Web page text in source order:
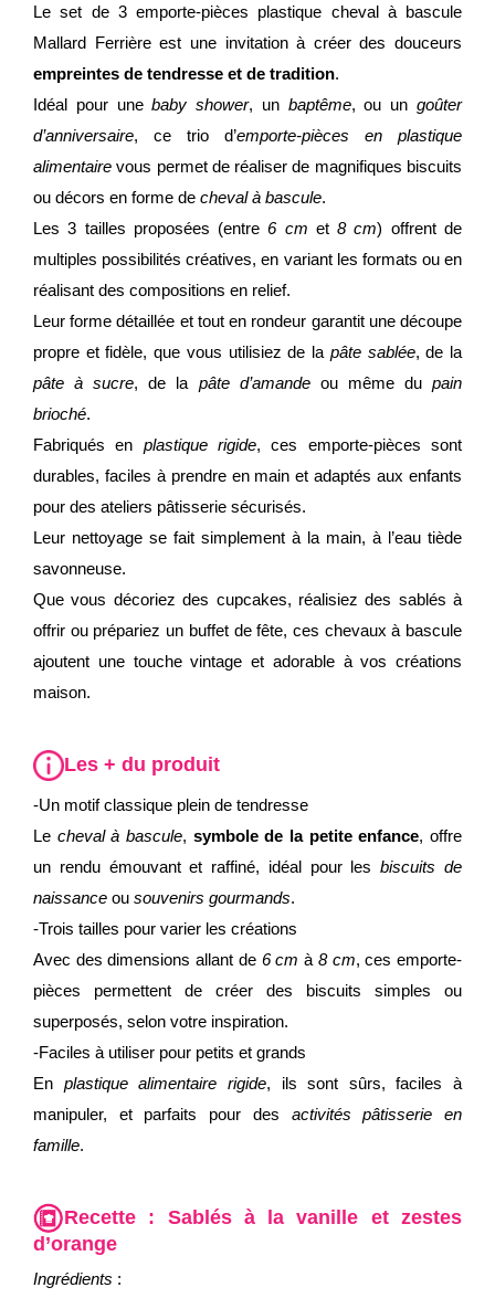
Le set de 3 emporte-pièces plastique cheval à bascule
Mallard Ferrière est une invitation à créer des douceurs
empreintes de tendresse et de tradition.
Idéal pour unebaby shower, un baptême, ou ungoûter
d’anniversaire, ce trio d’emporte-pièces en plastique
alimentaire vous permet de réaliser de magnifiques biscuits
ou décors en forme de cheval à bascule.
Les 3 tailles proposées (entre6 cm et8 cm) offrent de
multiples possibilités créatives, en variant les formats ou en
réalisant des compositions en relief.
Leur forme détaillée et tout en rondeur garantit une découpe
propre et fidèle, que vous utilisiez de la pâte sablée, de la
pâte à sucre, de la pâte d’amandeou même dupain
brioché.
Fabriqués en plastique rigide, ces emporte-pièces sont
durables, faciles à prendre en main et adaptés aux enfants
pour des ateliers pâtisserie sécurisés.
Leur nettoyage se fait simplement à la main, à l’eau tiède
savonneuse.
Que vous décoriez des cupcakes, réalisiez des sablés à
offrir ou prépariez un buffet de fête, ces chevaux à bascule
ajoutent une touche vintage et adorable à vos créations
maison.
Les + du produit
-Un motif classique plein de tendresse
Le cheval à bascule, symbole de la petite enfance, offre
un rendu émouvant et raffiné, idéal pour lesbiscuits de
naissance ou souvenirs gourmands.
-Trois tailles pour varier les créations
Avec des dimensions allant de 6 cm à 8 cm, ces emporte-
pièces permettent de créer des biscuits simples ou
superposés, selon votre inspiration.
-Faciles à utiliser pour petits et grands
En plastique alimentaire rigide, ils sont sûrs, faciles à
manipuler, et parfaits pour des activités pâtisserie en
famille.
Recette : Sablés à la vanille et zestes
d’orange
Ingrédients :